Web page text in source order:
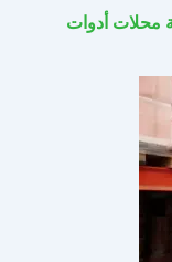
محلات أدوات